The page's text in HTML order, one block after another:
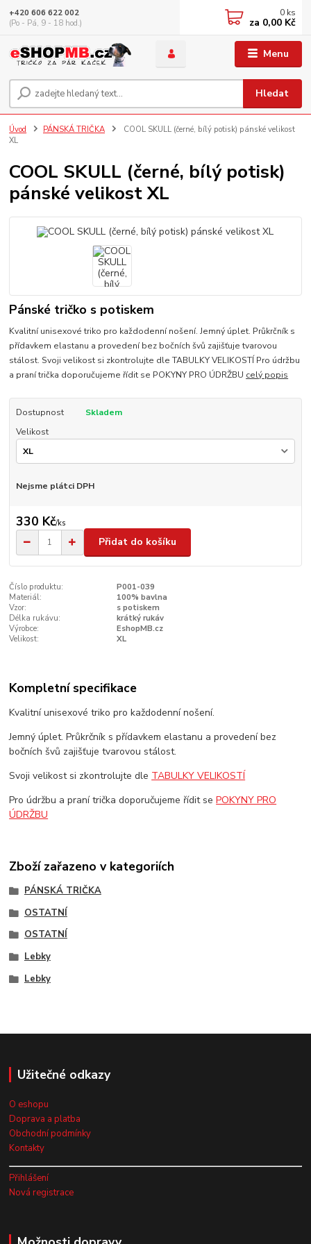
Menu
Hledat
+420 606 622 002
(Po - Pá, 9 - 18 hod.)
0 ks
za 0,00 Kč
Úvod PÁNSKÁ TRIČKA
COOL SKULL (černé, bílý potisk) pánské velikost
XL
COOL SKULL (černé, bílý potisk)
pánské velikost XL
Pánské tričko s potiskem
Kvalitní unisexové triko pro každodenní nošení. Jemný úplet. Průkrčník s
přídavkem elastanu a provedení bez bočních švů zajišťuje tvarovou
stálost. Svoji velikost si zkontrolujte dle TABULKY VELIKOSTÍ Pro údržbu
a praní trička doporučujeme řídit se POKYNY PRO ÚDRŽBU celý popis
Dostupnost
Skladem
Velikost
Nejsme plátci DPH
330 Kč/ks
Přidat do košíku
Číslo produktu:
P001-039
Materiál:
100% bavlna
Vzor:
s potiskem
Délka rukávu:
krátký rukáv
Výrobce:
EshopMB.cz
Velikost:
XL
Kompletní specifikace
Kvalitní unisexové triko pro každodenní nošení.
Jemný úplet. Průkrčník s přídavkem elastanu a provedení bez
bočních švů zajišťuje tvarovou stálost.
Svoji velikost si zkontrolujte dle TABULKY VELIKOSTÍ
Pro údržbu a praní trička doporučujeme řídit sePOKYNY PRO
ÚDRŽBU
Zboží zařazeno v kategoriích
PÁNSKÁ TRIČKA
OSTATNÍ
OSTATNÍ
Lebky
Lebky
Užitečné odkazy
O eshopu
Doprava a platba
Obchodní podmínky
Kontakty
Přihlášení
Nová registrace